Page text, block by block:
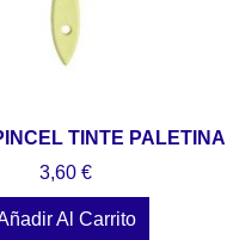
TINTE PALETINA
3,60€
Al Carrito